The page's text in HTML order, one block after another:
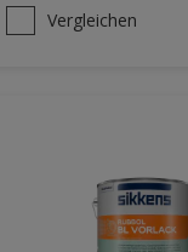
Vergleichen